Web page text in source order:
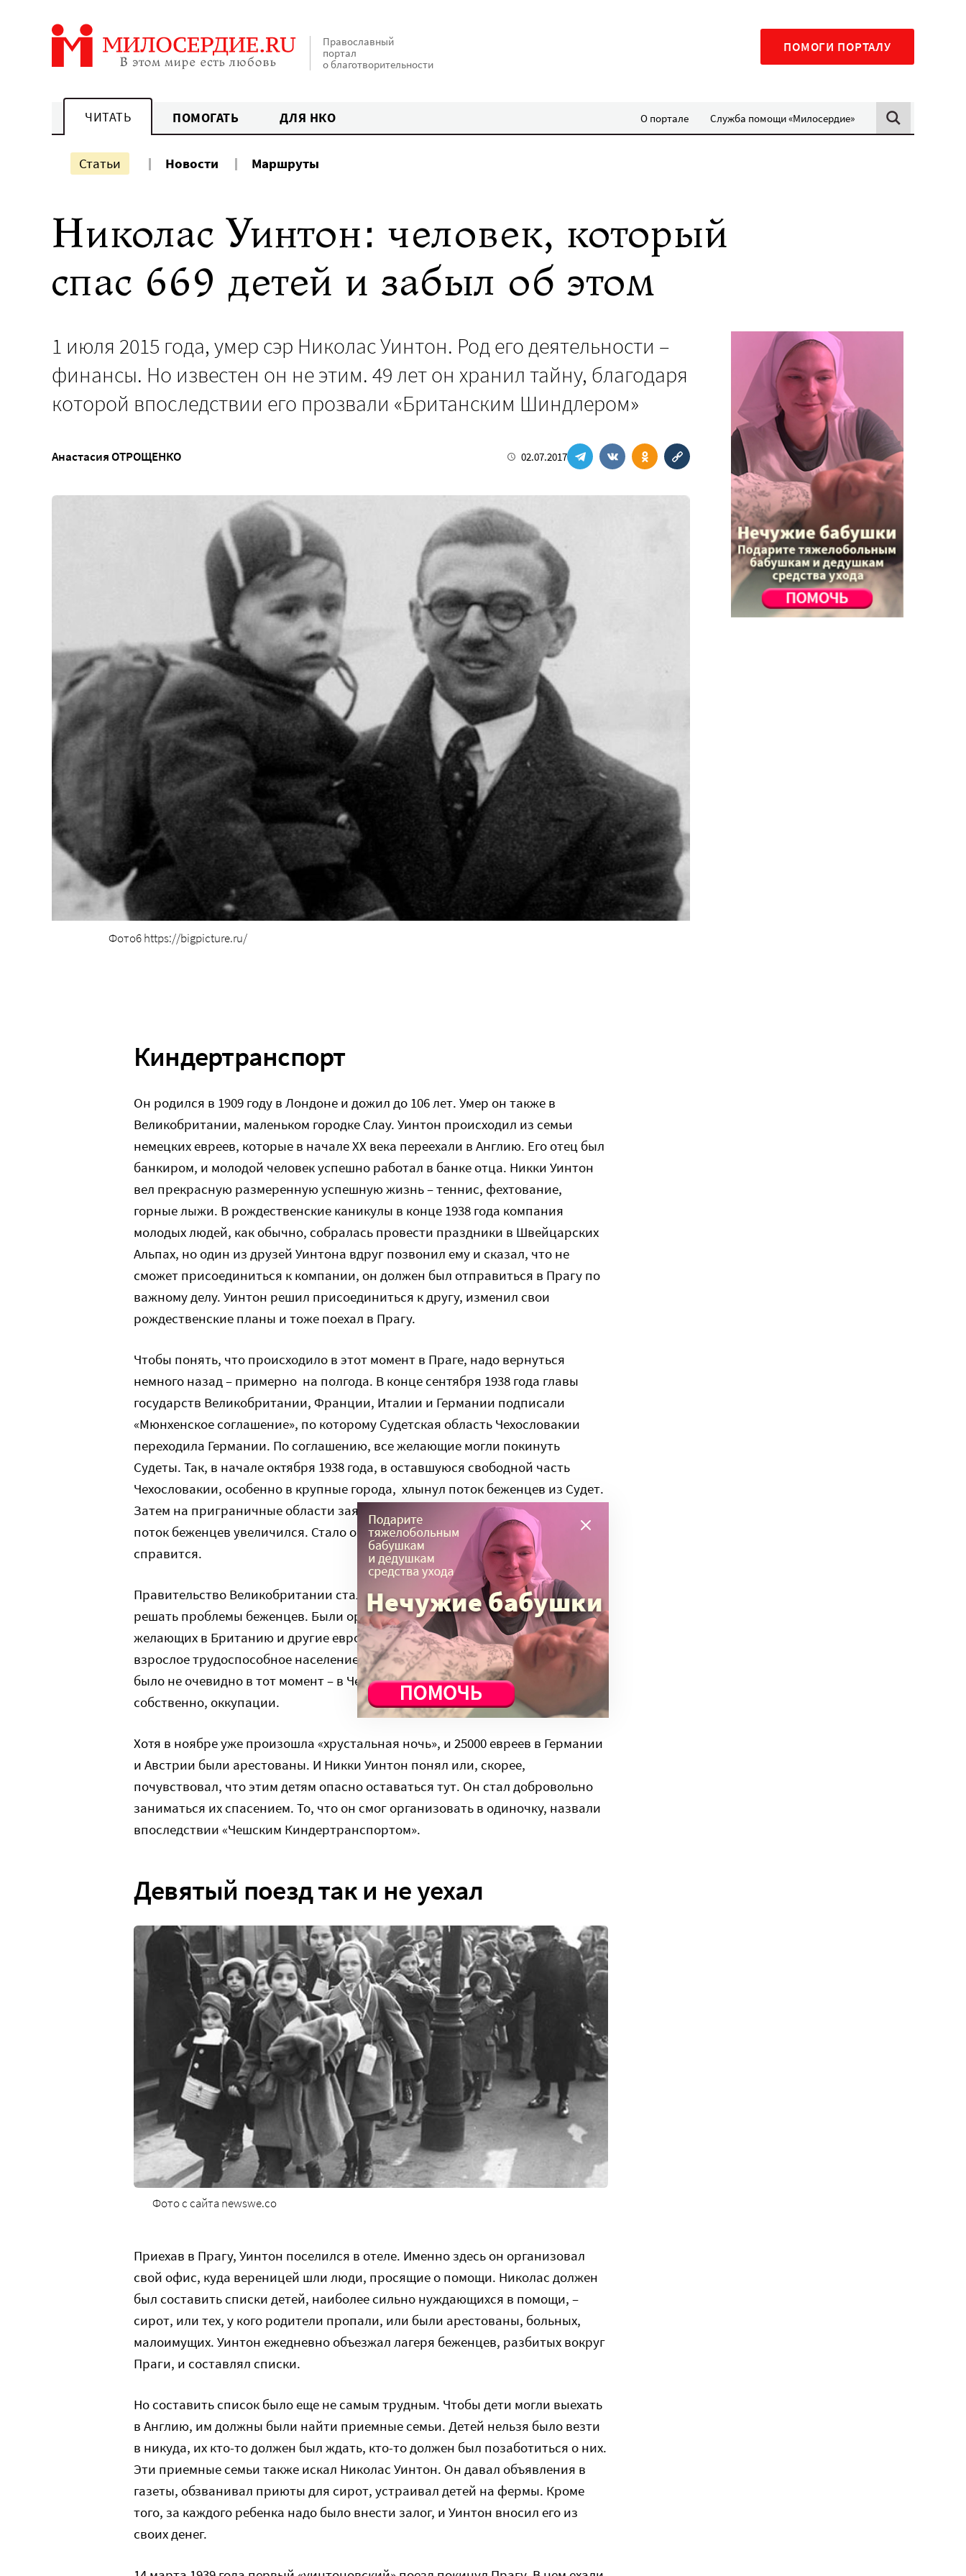
Православный
портал
о благотворительности
ПОМОГИ ПОРТАЛУ
ЧИТАТЬ ПОМОГАТЬ ДЛЯ НКО О портале Служба помощи «Милосердие»
Статьи Новости Маршруты
Николас Уинтон: человек, который
спас 669 детей и забыл об этом
1 июля 2015 года, умер сэр Николас Уинтон. Род его деятельности –
финансы. Но известен он не этим. 49 лет он хранил тайну, благодаря
которой впоследствии его прозвали «Британским Шиндлером»
Анастасия ОТРОЩЕНКО 02.07.2017
Фото6 https://bigpicture.ru/
Киндертранспорт
Он родился в 1909 году в Лондоне и дожил до 106 лет. Умер он также в
Великобритании, маленьком городке Слау. Уинтон происходил из семьи
немецких евреев, которые в начале ХХ века переехали в Англию. Его отец был
банкиром, и молодой человек успешно работал в банке отца. Никки Уинтон
вел прекрасную размеренную успешную жизнь – теннис, фехтование,
горные лыжи. В рождественские каникулы в конце 1938 года компания
молодых людей, как обычно, собралась провести праздники в Швейцарских
Альпах, но один из друзей Уинтона вдруг позвонил ему и сказал, что не
сможет присоединиться к компании, он должен был отправиться в Прагу по
важному делу. Уинтон решил присоединиться к другу, изменил свои
рождественские планы и тоже поехал в Прагу.
Чтобы понять, что происходило в этот момент в Праге, надо вернуться
немного назад – примерно на полгода. В конце сентября 1938 года главы
государств Великобритании, Франции, Италии и Германии подписали
«Мюнхенское соглашение», по которому Судетская область Чехословакии
переходила Германии. По соглашению, все желающие могли покинуть
Судеты. Так, в начале октября 1938 года, в оставшуюся свободной часть
Чехословакии, особенно в крупные города, хлынул поток беженцев из Судет.
Затем на приграничные области заявили свои права Польша и Венгрия, и
поток беженцев увеличился. Стало очевидно, что сама Чехословакия с ним не
справится.
Правительство Великобритании стало помогать чешскому населению
решать проблемы беженцев. Были организованы поезда, которые вывозили
желающих в Британию и другие европейские страны. Но чаще всего это было
взрослое трудоспособное население. То, что надо спасать еврейских детей,
было не очевидно в тот момент – в Чехии еще не было ни концлагерей, ни,
собственно, оккупации.
Хотя в ноябре уже произошла «хрустальная ночь», и 25000 евреев в Германии
и Австрии были арестованы. И Никки Уинтон понял или, скорее,
почувствовал, что этим детям опасно оставаться тут. Он стал добровольно
заниматься их спасением. То, что он смог организовать в одиночку, назвали
впоследствии «Чешским Киндертранспортом».
Девятый поезд так и не уехал
Фото с сайта newswe.co
Приехав в Прагу, Уинтон поселился в отеле. Именно здесь он организовал
свой офис, куда вереницей шли люди, просящие о помощи. Николас должен
был составить списки детей, наиболее сильно нуждающихся в помощи, –
сирот, или тех, у кого родители пропали, или были арестованы, больных,
малоимущих. Уинтон ежедневно объезжал лагеря беженцев, разбитых вокруг
Праги, и составлял списки.
Но составить список было еще не самым трудным. Чтобы дети могли выехать
в Англию, им должны были найти приемные семьи. Детей нельзя было везти
в никуда, их кто-то должен был ждать, кто-то должен был позаботиться о них.
Эти приемные семьи также искал Николас Уинтон. Он давал объявления в
газеты, обзванивал приюты для сирот, устраивал детей на фермы. Кроме
того, за каждого ребенка надо было внести залог, и Уинтон вносил его из
своих денег.